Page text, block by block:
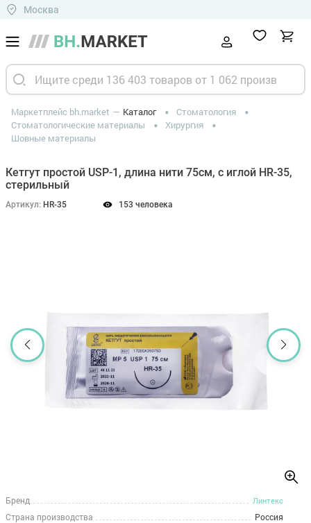
Москва
Маркетплейс bh.market Каталог
Стоматология
Стоматологические материалы
Хирургия
Шовные материалы
Кетгут простой USP-1, длина нити 75см, с иглой HR-35,
стерильный
Артикул: HR-35 153 человека
Бренд Линтекс
Страна производства Россия